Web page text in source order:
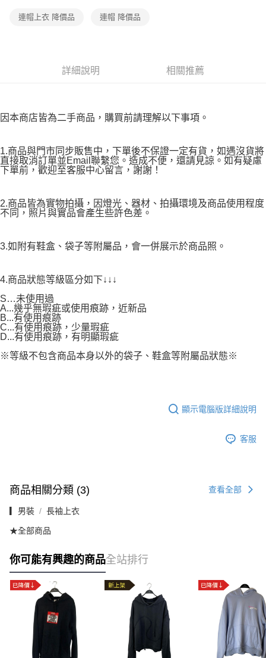
２．關於個人資料處理事宜，請瀏覽以下網址：
４．使用「AFTEE先享後付」時，將依據個別帳號之用戶狀況，依本公司即
恩沛科技股份有限公司將有權停止該用戶之使用額度並採取法律行動。
連帽上衣 降價品 連帽 降價品
詳細說明 相關推薦
因本商店皆為二手商品，購買前請理解以下事項。
1.商品與門市同步販售中，下單後不保證一定有貨，如遇沒貨將
直接取消訂單並Email聯繫您。造成不便，還請見諒。如有疑慮
下單前，歡迎至客服中心留言，謝謝！
2.商品皆為實物拍攝，因燈光、器材、拍攝環境及商品使用程度
不同，照片與實品會產生些許色差。
3.如附有鞋盒、袋子等附屬品，會一併展示於商品照。
4.商品狀態等級區分如下↓↓↓
S…未使用過
A...幾乎無瑕疵或使用痕跡，近新品
B...有使用痕跡
C...有使用痕跡，少量瑕疵
D...有使用痕跡，有明顯瑕疵
※等級不包含商品本身以外的袋子、鞋盒等附屬品狀態※
顯示電腦版詳細說明
客服
商品相關分類 (3) 查看全部
▎男裝 長袖上衣
★全部商品
你可能有興趣的商品全站排行